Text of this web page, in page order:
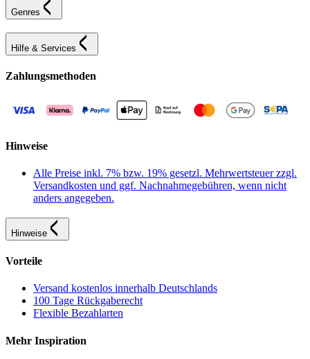
Genres
Hilfe & Services
Zahlungsmethoden
Hinweise
Alle Preise inkl. 7% bzw. 19% gesetzl. Mehrwertsteuer zzgl.
Versandkosten und ggf. Nachnahmegebühren, wenn nicht
anders angegeben.
Hinweise
Vorteile
Versand kostenlos innerhalb Deutschlands
100 Tage Rückgaberecht
Flexible Bezahlarten
Mehr Inspiration